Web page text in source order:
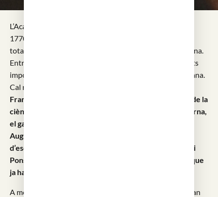
L’Acadèmia ha tingut al llarg de la seva història, des del
1770, més de 350 membres numeraris, pràcticament la
totalitat de les grans personalitats de la medicina catalana.
Entre els presidents de l’Acadèmia hi hagué personalitats
importants no sols de la medicina sinó de la vida ciutadana.
Cal recordar-ne com a més significatius
Francesc Salvà i Campillo, que excel.lí en mols camps de la
ciència; Bartomeu Robert, professor de medicina interna,
el garn consultor del seu temps i alcalde de Barcelona;
August Pi i Sunyer, creador de l’Institut de Fisiologia i
d’escola aquí i en el seu exili de Caracas; Agusti Pedro i
Pons, l’ultim gran internista d’una forma de medicina que
ja ha canviat
A més d’aquests quatre, altres set presidents també estan